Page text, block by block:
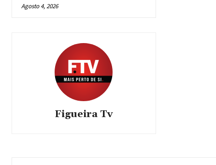
Agosto 4, 2026
Figueira Tv